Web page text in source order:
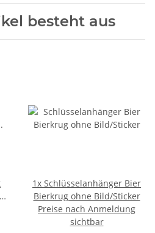
besteht aus
1x Schlüsselanhänger Bier
Bierkrug ohne Bild/Sticker
Preise nach Anmeldung
sichtbar